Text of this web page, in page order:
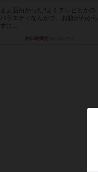
まぁ面白かった‼️よくテレビとかの
バラエティなんかで、お題がわから
ずに...
約13時間前